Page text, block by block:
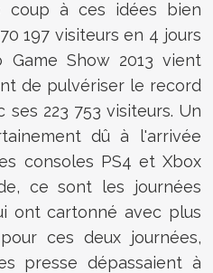
coup à ces idées bien
197 visiteurs en 4 jours
Show 2013 vient
de pulvériser le record
223 753 visiteurs. Un
dû à l'arrivée
consoles PS4 et Xbox
ce sont les journées
ont cartonné avec plus
ces deux journées,
presse dépassaient à